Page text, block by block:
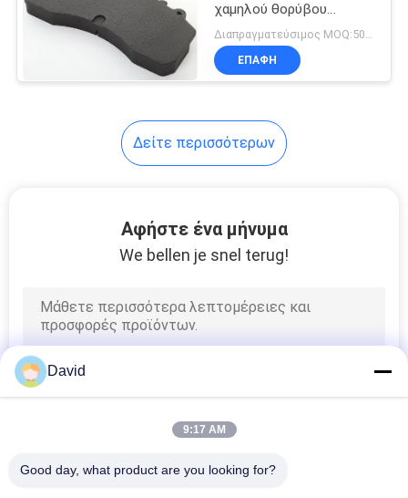
χαμηλού θορύβου
μαξιλάρια και τους
δίσκους φρένων
Διαπραγματεύσιμος MOQ:50 σύνολα
ΕΠΑΦΉ
Δείτε περισσότερων
Αφήστε ένα μήνυμα
We bellen je snel terug!
David
9:17 AM
Good day, what product are you looking for?